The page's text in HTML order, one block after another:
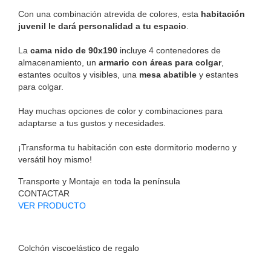
Con una combinación atrevida de colores, esta habitación
juvenil le dará personalidad a tu espacio
La cama nido de 90x190 incluye 4 contenedores de
almacenamiento, un armario con áreas para colgar,
estantes ocultos y visibles, una mesa abatible y estantes
para colgar.
Hay muchas opciones de color y combinaciones para
adaptarse a tus gustos y necesidades.
¡Transforma tu habitación con este dormitorio moderno y
versátil hoy mismo!
Transporte y Montaje en toda la península
CONTACTAR
VER PRODUCTO
Colchón viscoelástico de regalo